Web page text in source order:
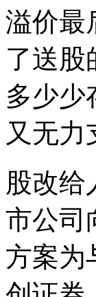
溢价最
了送股
多少少
又无力
股改给
市公司
方案为